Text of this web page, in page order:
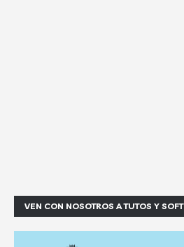
VEN CON NOSOTROS A TUTOS Y SOFT